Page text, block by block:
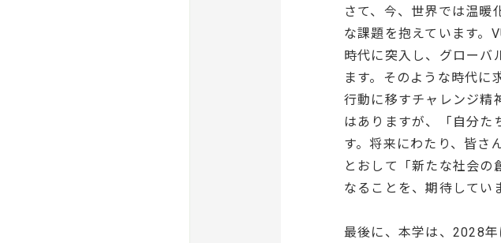
さて、今、世界では温暖
な課題を抱えています。
時代に突入し、グローバ
ます。そのような時代に
行動に移すチャレンジ精
はありますが、「自分た
す。将来にわたり、皆さ
とおして「新たな社会の
なることを、期待してい
最後に、本学は、2028